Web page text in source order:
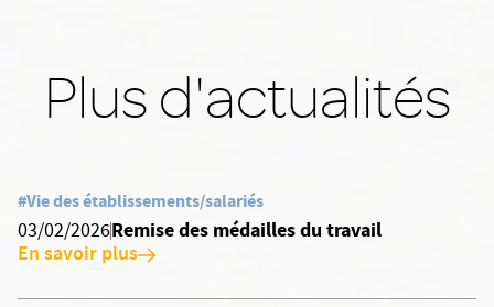
Plus d'actualités
#Vie des établissements/salariés
03/02/2026Remise des médailles du travail
En savoir plus